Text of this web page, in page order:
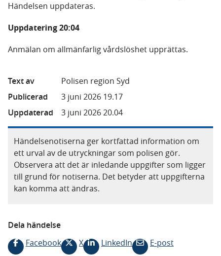
Händelsen uppdateras.
Uppdatering 20:04
Anmälan om allmänfarlig vårdslöshet upprättas.
Text av
Polisen region Syd
Publicerad
3 juni 2026 19.17
Uppdaterad
3 juni 2026 20.04
Händelsenotiserna ger kortfattad information om
ett urval av de utryckningar som polisen gör.
Observera att det är inledande uppgifter som ligger
till grund för notiserna. Det betyder att uppgifterna
kan komma att ändras.
Dela händelse
Facebook
X LinkedIn E-post